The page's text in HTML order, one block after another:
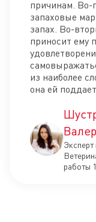
причинам. Во-
запаховые
запах. Во-
приносит ему
из наиболее
она ей
работы